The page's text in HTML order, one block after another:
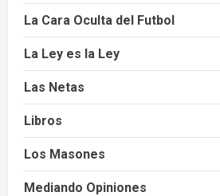
La Cara Oculta del Futbol
La Ley es la Ley
Las Netas
Libros
Los Masones
Mediando Opiniones